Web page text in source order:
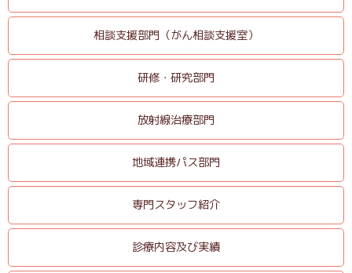
相談支援部門（がん相談支援室）
研修・研究部門
放射線治療部門
地域連携パス部門
専門スタッフ紹介
診療内容及び実績